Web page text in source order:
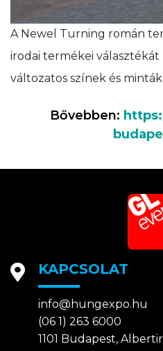
A Newel Turning román
irodai termékei
változatos színek és
Bővebben:
KAPCSOLAT
info@hungexpo.hu
(06 1) 263 6000
1101 Budapest,